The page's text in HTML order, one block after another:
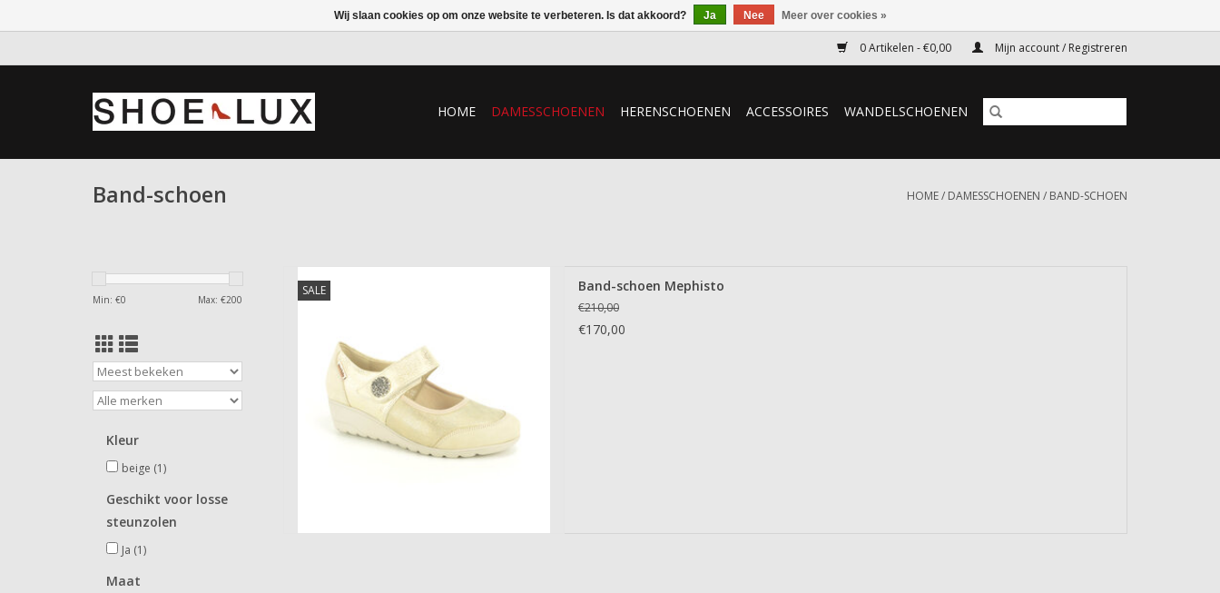
0 Artikelen - €0,00 Mijn account / Registreren
HOME DAMESSCHOENEN HERENSCHOENEN ACCESSOIRES WANDELSCHOENEN
Band-schoen HOME/ DAMESSCHOENEN / BAND-SCHOEN
Min: €0 Max: €200
Kleur
beige (1)
Geschikt voor losse
steunzolen
Ja (1)
Maat
SALE Band-schoen Mephisto
€210,00
€170,00
Wij slaan cookies op om onze website te verbeteren. Is dat akkoord? Ja Nee Meer over cookies »